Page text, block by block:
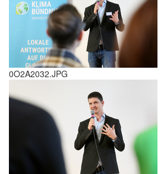
0O2A2032.JPG